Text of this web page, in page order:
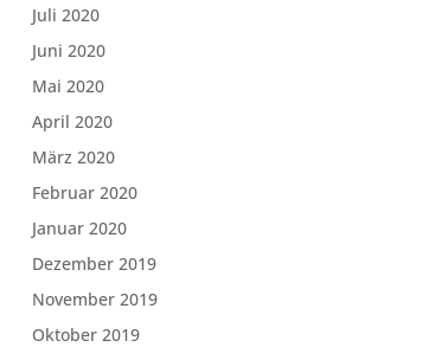
Juli 2020
Juni 2020
Mai 2020
April 2020
März 2020
Februar 2020
Januar 2020
Dezember 2019
November 2019
Oktober 2019